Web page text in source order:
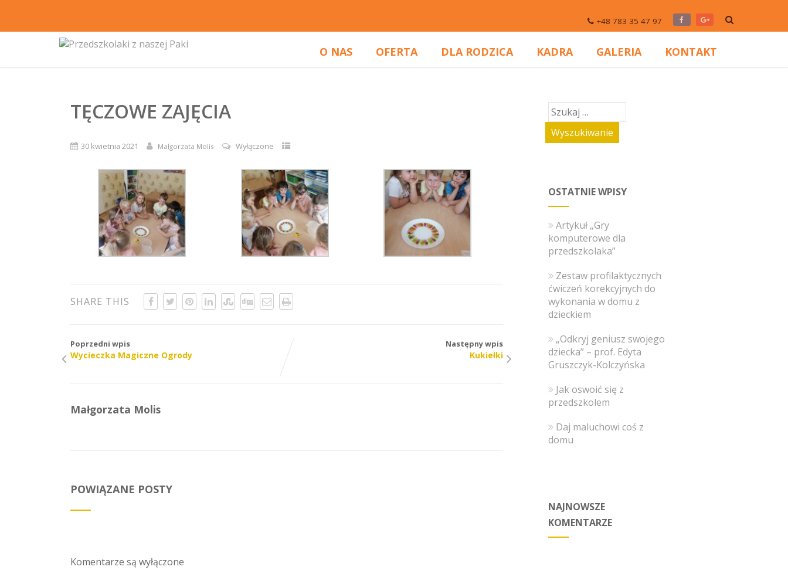
+48 783 35 47 97
O NAS OFERTA DLA RODZICA KADRA GALERIA KONTAKT
TĘCZOWE ZAJĘCIA
30 kwietnia 2021 Małgorzata Molis Wyłączone
SHARE THIS
Poprzedni wpis
Wycieczka Magiczne Ogrody
Następny wpis
Kukiełki
Małgorzata Molis
POWIĄZANE POSTY
Komentarze są wyłączone
OSTATNIE WPISY
Artykuł „Gry
komputerowe dla
przedszkolaka”
Zestaw profilaktycznych
ćwiczeń korekcyjnych do
wykonania w domu z
dzieckiem
„Odkryj geniusz swojego
dziecka” – prof. Edyta
Gruszczyk-Kolczyńska
Jak oswoić się z
przedszkolem
Daj maluchowi coś z
domu
NAJNOWSZE
KOMENTARZE